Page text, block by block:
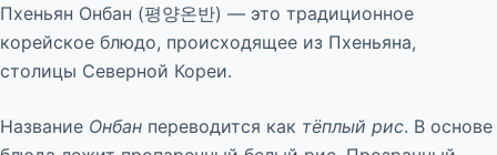
Пхеньян Онбан (평양온반) — это традиционное
корейское блюдо, происходящее из Пхеньяна,
столицы Северной Кореи.
Название Онбан переводится как тёплый рис. В основе